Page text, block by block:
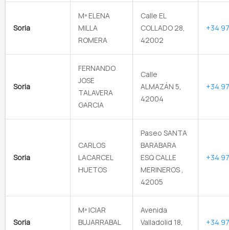
Soria
Mª ELENA
MILLA
ROMERA
Calle EL
COLLADO 28,
42002
+34
Soria
FERNANDO
JOSE
TALAVERA
GARCIA
Calle
ALMAZÁN 5,
42004
+34
Soria
CARLOS
LACARCEL
HUETOS
Paseo SANTA
BARABARA
ESQ CALLE
MERINEROS ,
42005
+34
Soria
Mª ICIAR
BUJARRABAL
Avenida
Valladolid 18,
+34